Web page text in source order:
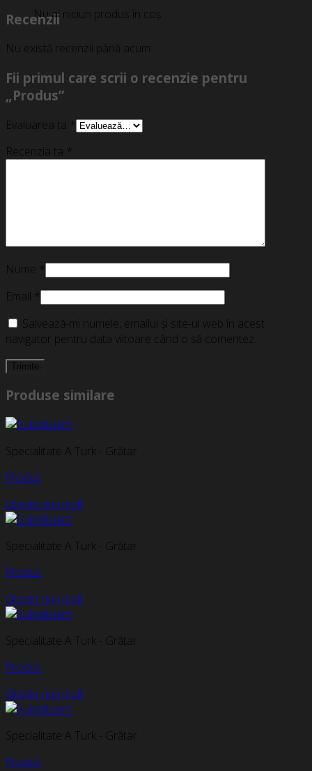
Nu ai niciun produs în coș.
Recenzii
Nu există recenzii până acum.
Fii primul care scrii o recenzie pentru
„Produs”
Evaluarea ta *
Recenzia ta *
Nume *
Email *
Salvează-mi numele, emailul și site-ul web în acest
navigator pentru data viitoare când o să comentez.
Produse similare
Specialitate A Turk - Grătar
Produs
Citește mai mult
Specialitate A Turk - Grătar
Produs
Citește mai mult
Specialitate A Turk - Grătar
Produs
Citește mai mult
Specialitate A Turk - Grătar
Produs